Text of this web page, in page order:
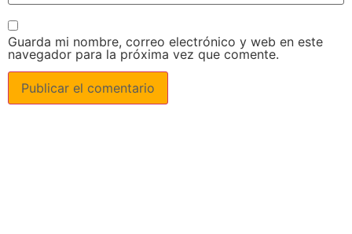
Guarda mi nombre, correo electrónico y web en este
navegador para la próxima vez que comente.